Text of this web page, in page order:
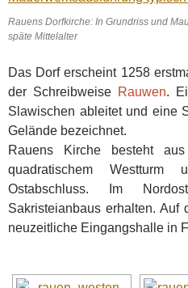
Rauens Dorfkirche: In Grundriss und
späte Mittelalter
Das Dorf erscheint 1258
der Schreibweise Rauwen.
Slawischen ableitet und eine
Gelände bezeichnet.
Rauens Kirche besteht
quadratischem
Ostabschluss. Im
Sakristeianbaus erhalten.
neuzeitliche Eingangshalle in